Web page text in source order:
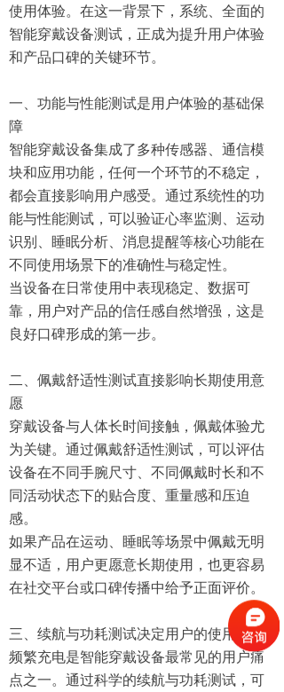
使用体验。在这一背景下，系统、全面的
智能穿戴设备测试，正成为提升用户体验
和产品口碑的关键环节。
一、功能与性能测试是用户体验的基础保
障
智能穿戴设备集成了多种传感器、通信模
块和应用功能，任何一个环节的不稳定，
都会直接影响用户感受。通过系统性的功
能与性能测试，可以验证心率监测、运动
识别、睡眠分析、消息提醒等核心功能在
不同使用场景下的准确性与稳定性。
当设备在日常使用中表现稳定、数据可
靠，用户对产品的信任感自然增强，这是
良好口碑形成的第一步。
二、佩戴舒适性测试直接影响长期使用意
愿
穿戴设备与人体长时间接触，佩戴体验尤
为关键。通过佩戴舒适性测试，可以评估
设备在不同手腕尺寸、不同佩戴时长和不
同活动状态下的贴合度、重量感和压迫
感。
如果产品在运动、睡眠等场景中佩戴无明
显不适，用户更愿意长期使用，也更容易
在社交平台或口碑传播中给予正面评价。
三、续航与功耗测试决定用户的使用频率
频繁充电是智能穿戴设备最常见的用户痛
点之一。通过科学的续航与功耗测试，可